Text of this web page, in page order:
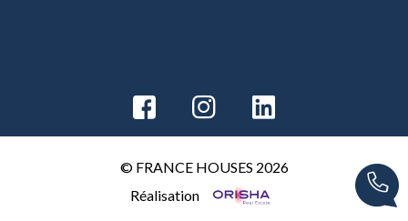
© FRANCE HOUSES 2026
Réalisation